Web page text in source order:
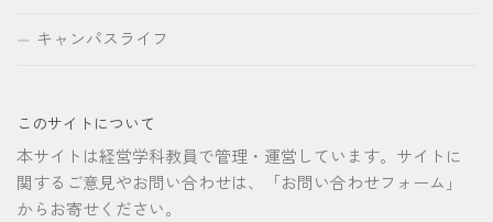
キャンパスライフ
このサイトについて
本サイトは経営学科教員で管理・運営しています。サイトに
関するご意見やお問い合わせは、「お問い合わせフォーム」
からお寄せください。